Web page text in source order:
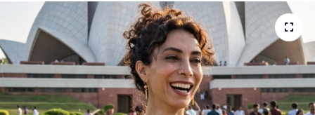
GÖKTÜRK
GÜNDEM
KEMERBURGAZ